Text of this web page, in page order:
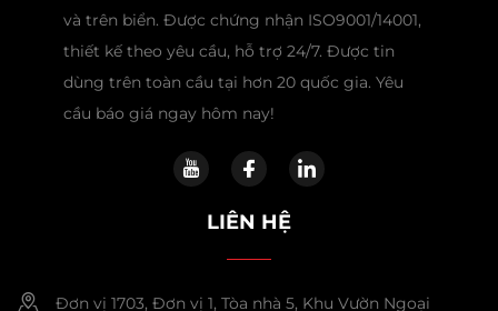
và trên biển. Được chứng nhận ISO9001/14001,
thiết kế theo yêu cầu, hỗ trợ 24/7. Được tin
dùng trên toàn cầu tại hơn 20 quốc gia. Yêu
cầu báo giá ngay hôm nay!
LIÊN HỆ
Đơn vị 1703, Đơn vị 1, Tòa nhà 5, Khu Vườn Ngoại